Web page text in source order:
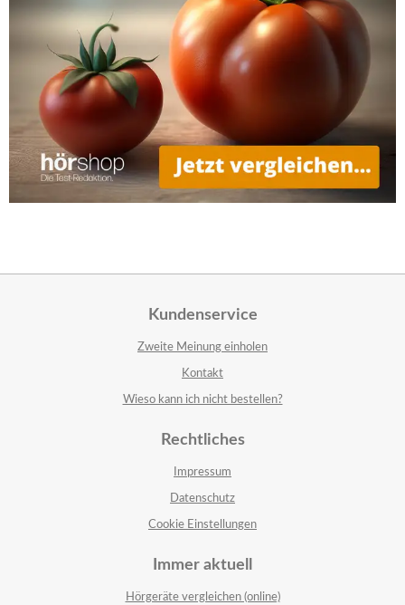
Kundenservice
Zweite Meinung einholen
Kontakt
Wieso kann ich nicht bestellen?
Rechtliches
Impressum
Datenschutz
Cookie Einstellungen
Immer aktuell
Hörgeräte vergleichen (online)